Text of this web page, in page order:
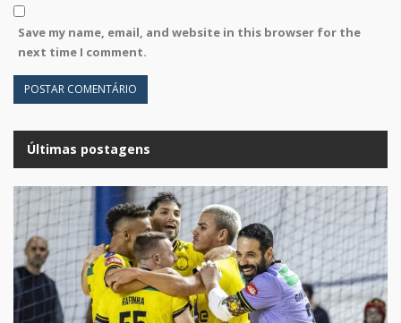
Save my name, email, and website in this browser for the
next time I comment.
Últimas postagens